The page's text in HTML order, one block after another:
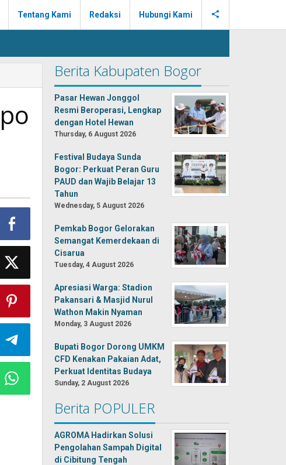
Tentang Kami Redaksi Hubungi Kami
Berita Kabupaten Bogor
Pasar Hewan Jonggol
Resmi Beroperasi, Lengkap
dengan Hotel Hewan
Thursday, 6 August 2026
Festival Budaya Sunda
Bogor: Perkuat Peran Guru
PAUD dan Wajib Belajar 13
Tahun
Wednesday, 5 August 2026
Pemkab Bogor Gelorakan
Semangat Kemerdekaan di
Cisarua
Tuesday, 4 August 2026
Apresiasi Warga: Stadion
Pakansari & Masjid Nurul
Wathon Makin Nyaman
Monday, 3 August 2026
Bupati Bogor Dorong UMKM
CFD Kenakan Pakaian Adat,
Perkuat Identitas Budaya
Sunday, 2 August 2026
Berita POPULER
AGROMA Hadirkan Solusi
Pengolahan Sampah Digital
di Cibitung Tengah